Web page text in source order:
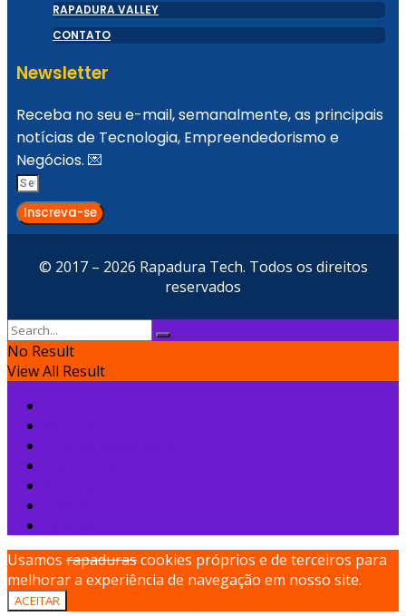
RAPADURA VALLEY
CONTATO
Newsletter
Receba no seu e-mail, semanalmente, as principais
notícias de Tecnologia, Empreendedorismo e
Negócios. 💌
Inscreva-se
© 2017 – 2026 Rapadura Tech. Todos os direitos
reservados
No Result
View All Result
Usamos rapadurascookies próprios e de terceiros para
melhorar a experiência de navegação em nosso site.
ACEITAR